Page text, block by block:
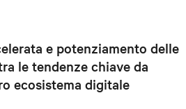
e potenziamento delle
le tendenze chiave da
ecosistema digitale